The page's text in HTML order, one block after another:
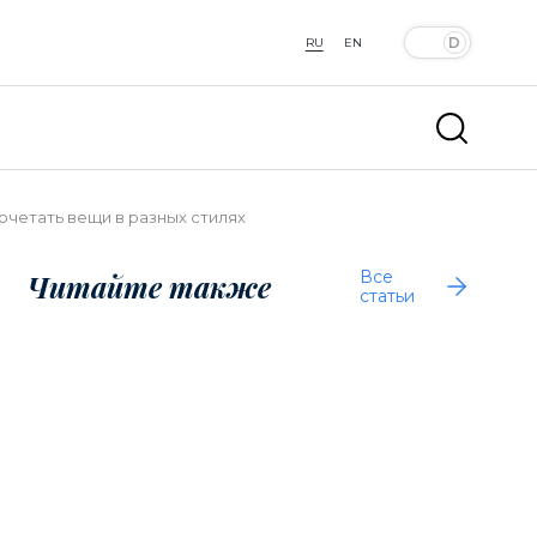
RU EN
вещи в разных стилях
Читайте также
Все
статьи